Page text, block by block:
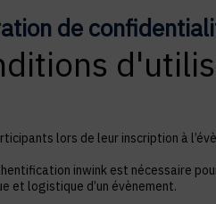
de
lors de leur inscription à
inwink est nécessaire
et logistique d’un évènement.